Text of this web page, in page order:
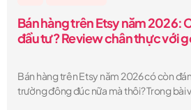
Bán hàng trên Etsy năm 2026:
đầu tư? Review chân thực với
Bán hàng trên Etsy năm 2026 có còn
trường đông đúc nữa mà thôi? Trong bài